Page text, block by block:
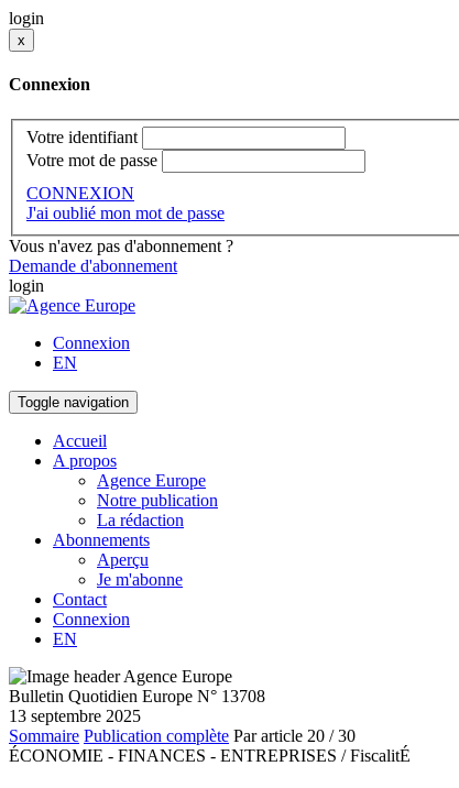
login
x
Connexion
Votre identifiant
Votre mot de passe
CONNEXION
J'ai oublié mon mot de passe
Vous n'avez pas d'abonnement ?
Demande d'abonnement
login
Connexion
EN
Toggle navigation
Accueil
A propos
Agence Europe
Notre publication
La rédaction
Abonnements
Aperçu
Je m'abonne
Contact
Connexion
EN
Bulletin Quotidien Europe N° 13708
13 septembre 2025
Sommaire Publication complète Par article 20 / 30
ÉCONOMIE - FINANCES - ENTREPRISES / FiscalitÉ